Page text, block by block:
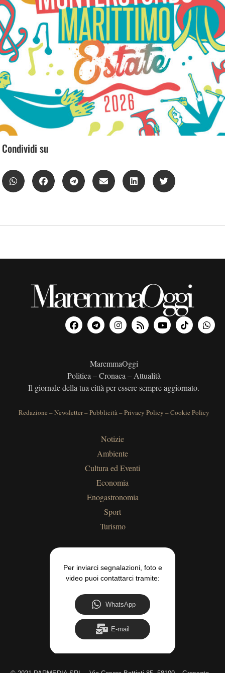
Condividi su
MaremmaOggi
Politica – Cronaca – Attualità
Il giornale della tua città per essere sempre aggiornato.
Redazione –Newsletter–Pubblicità–Privacy Policy –Cookie Policy
Notizie
Ambiente
Cultura ed Eventi
Economia
Enogastronomia
Sport
Turismo
Per inviarci segnalazioni, foto e
video puoi contattarci tramite:
WhatsApp
E-mail